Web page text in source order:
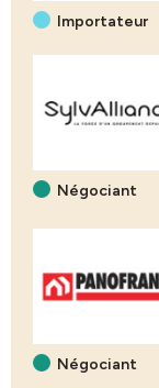
Importateur
Négociant
Négociant